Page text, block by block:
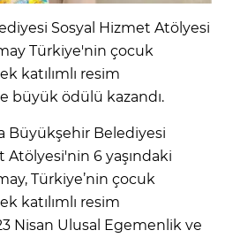
Sosyal Hizmet Atölyesi
Türkiye'nin çocuk
katılımlı resim
büyük ödülü kazandı.
Büyükşehir Belediyesi
6 yaşındaki
Türkiye’nin çocuk
katılımlı resim
Nisan Ulusal Egemenlik ve